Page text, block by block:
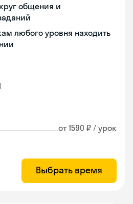
общения и
любого уровня находить
от 1590 ₽ / урок
Выбрать время